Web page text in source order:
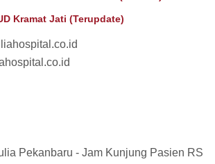
Kramat Jati (Terupdate)
Pekanbaru - Jam Kunjung Pasien RS